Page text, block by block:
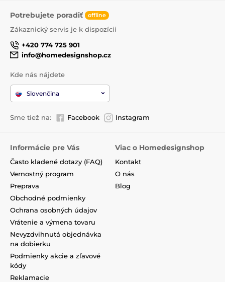
Potrebujete poradiť offline
Zákaznický servis je k dispozícii
+420 774 725 901
info@homedesignshop.cz
Kde nás nájdete
Slovenčina
Sme tiež na: Facebook Instagram
Informácie pre Vás
Často kladené dotazy (FAQ)
Vernostný program
Preprava
Obchodné podmienky
Ochrana osobných údajov
Vrátenie a výmena tovaru
Nevyzdvihnutá objednávka
na dobierku
Podmienky akcie a zľavové
kódy
Reklamacie
Viac o Homedesignshop
Kontakt
O nás
Blog